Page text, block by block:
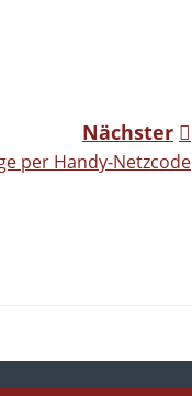
Nächster
per Handy-Netzcode